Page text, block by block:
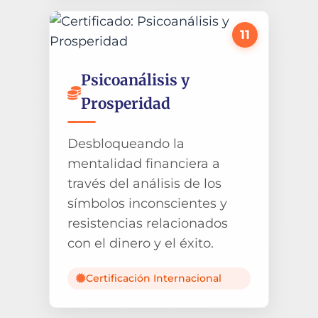
11
Psicoanálisis y
Prosperidad
Desbloqueando la
mentalidad financiera a
través del análisis de los
símbolos inconscientes y
resistencias relacionados
con el dinero y el éxito.
Certificación Internacional